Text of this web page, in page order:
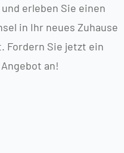
erleben Sie einen
in Ihr neues Zuhause
Fordern Sie jetzt ein
an!